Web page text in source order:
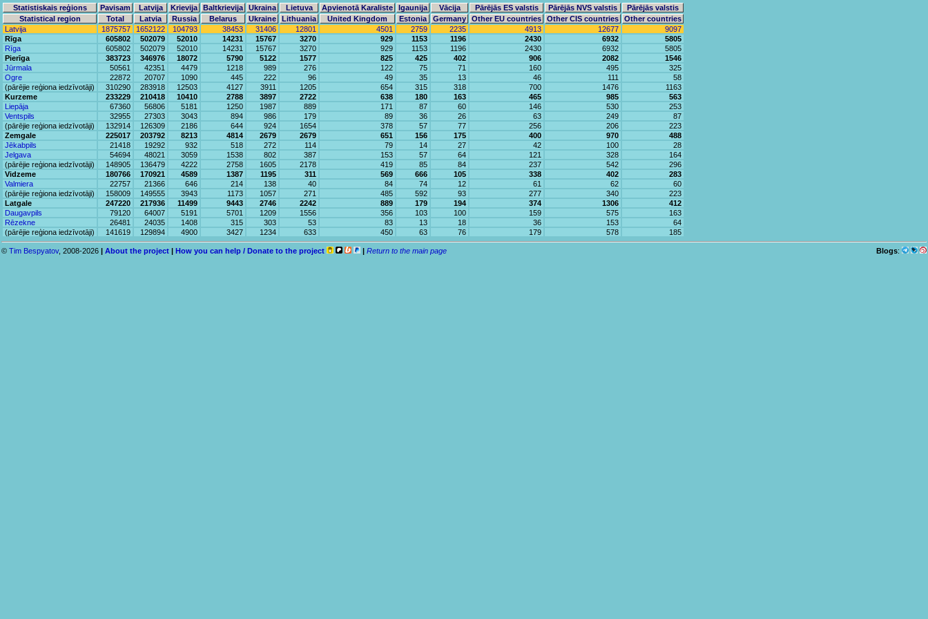
Statistiskais reģions Pavisam Latvija Krievija Baltkrievija Ukraina Lietuva Apvienotā Karaliste Igaunija Vācija Pārējās ES valstis Pārējās NVS valstis
Pārējās valstis
Statistical region
Total Latvia Russia Belarus Ukraine Lithuania United Kingdom Estonia Germany Other EU countries Other CIS countries
Other countries
Latvija
1875757 1652122 104793 38453 31406 12801 4501 2759 2235 4913 12677
9097
Rīga
605802 502079 52010 14231 15767 3270 929 1153 1196 2430 6932
5805
Rīga
605802 502079 52010 14231 15767 3270 929 1153 1196 2430 6932
5805
Pierīga
383723 346976 18072 5790 5122 1577 825 425 402 906 2082
1546
Jūrmala
50561 42351 4479 1218 989 276 122 75 71 160 495
325
Ogre
22872 20707 1090 445 222 96 49 35 13 46 111
58
(pārējie reģiona iedzīvotāji)
310290 283918 12503 4127 3911 1205 654 315 318 700 1476
1163
Kurzeme
233229 210418 10410 2788 3897 2722 638 180 163 465 985
563
Liepāja
67360 56806 5181 1250 1987 889 171 87 60 146 530
253
Ventspils
32955 27303 3043 894 986 179 89 36 26 63 249
87
(pārējie reģiona iedzīvotāji)
132914 126309 2186 644 924 1654 378 57 77 256 206
223
Zemgale
225017 203792 8213 4814 2679 2679 651 156 175 400 970
488
Jēkabpils
21418 19292 932 518 272 114 79 14 27 42 100
28
Jelgava
54694 48021 3059 1538 802 387 153 57 64 121 328
164
(pārējie reģiona iedzīvotāji)
148905 136479 4222 2758 1605 2178 419 85 84 237 542
296
Vidzeme
180766 170921 4589 1387 1195 311 569 666 105 338 402
283
Valmiera
22757 21366 646 214 138 40 84 74 12 61 62
60
(pārējie reģiona iedzīvotāji)
158009 149555 3943 1173 1057 271 485 592 93 277 340
223
Latgale
247220 217936 11499 9443 2746 2242 889 179 194 374 1306
412
Daugavpils
79120 64007 5191 5701 1209 1556 356 103 100 159 575
163
Rēzekne
26481 24035 1408 315 303 53 83 13 18 36 153
64
(pārējie reģiona iedzīvotāji)
141619 129894 4900 3427 1234 633 450 63 76 179 578 185
© Tim Bespyatov, 2008-2026 | About the project | How you can help / Donate to the project | Return to the main page Blogs: